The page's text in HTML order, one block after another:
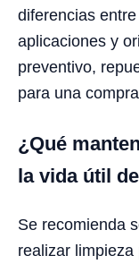
diferencias
aplicaciones y
preventivo,
para una
¿Qué
la vida útil
Se recomienda
realizar